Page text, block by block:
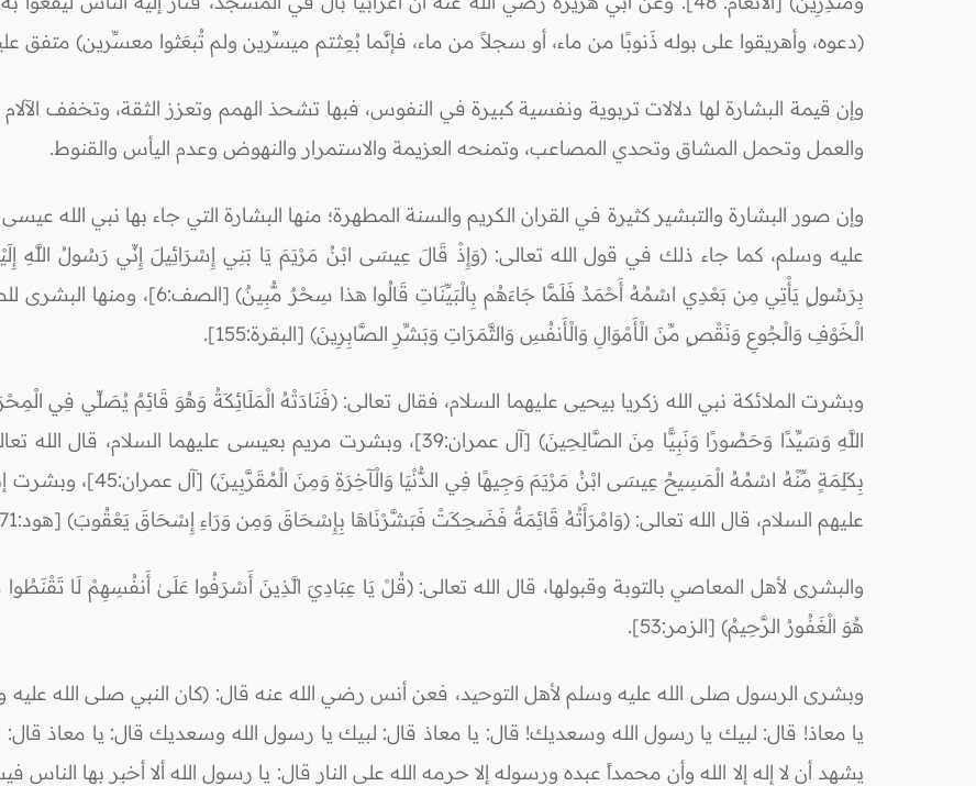
(دعوه، وأهريقوا على بوله ذَنوبًا من ماء، أو سجلاً من ماء، فإنَّما بُعِثتم ميسِّرين ولم تُبعَثوا معسِّرين) متفق
وإن قيمة البشارة لها دلالات تربوية ونفسية كبيرة في النفوس، فبها تشحذ الهمم وتعزز الثقة، وتخفف
والعمل وتحمل المشاق وتحدي المصاعب، وتمنحه العزيمة والاستمرار والنهوض وعدم اليأس والقنوط.
وإن صور البشارة والتبشير كثيرة في القران الكريم والسنة المطهرة؛ منها البشارة التي جاء بها نبي الله
عليه وسلم، كما جاء ذلك في قول الله تعالى: (وَإِذْ قَالَ عِيسَى ابْنُ مَرْيَمَ يَا بَنِي إِسْرَائِيلَ إِنِّي رَسُولُ اللَّهِ
بِرَسُولٍ يَأْتِي مِن بَعْدِي اسْمُهُ أَحْمَدُ فَلَمَّا
الْخَوْفِ وَالْجُوعِ وَنَقْصٍ مِّنَ الْأَمْوَالِ وَالْأَنفُسِ وَالثَّمَرَاتِ وَبَشِّرِ الصَّابِرِينَ) [البقرة:155].
وبشرت الملائكة نبي الله زكريا بيحيى عليهما السلام، فقال تعالى: (فَنَادَتْهُ الْمَلَائِكَةُ وَهُوَ قَائِمٌ يُصَلِّي فِي
اللَّهِ وَسَيِّدًا وَحَصُورًا وَنَبِيًّا مِنَ الصَّالِحِينَ) [آل عمران:39]، وبشرت مريم بعيسى
بِكَلِمَةٍ مِّنْهُ اسْمُهُ الْمَسِيحُ
عليهم السلام، قال الله تعالى: (وَامْرَأَتُهُ قَائِمَةٌ فَضَحِكَتْ فَبَشَّرْنَاهَا بِإِسْحَاقَ وَمِن وَرَاءِ إِسْحَاقَ يَعْقُوبَ) [هود:71].
والبشرى لأهل المعاصي بالتوبة وقبولها، قال الله تعالى: (قُلْ يَا عِبَادِيَ الَّذِينَ أَسْرَفُوا عَلَىٰ أَنفُسِهِمْ لَا
هُوَ الْغَفُورُ الرَّحِيمُ) [الزمر:53].
وبشرى الرسول صلى الله عليه وسلم لأهل التوحيد، فعن أنس رضي الله عنه قال: (كان النبي صلى الله
يا معاذ! قال: لبيك يا رسول الله وسعديك! قال: يا معاذ قال: لبيك يا رسول الله وسعديك قال: يا معاذ
يشهد أن لا إله إلا الله وأن محمداً عبده ورسوله إلا حرمه الله على النار قال: يا رسول الله ألا أخبر بها الناس